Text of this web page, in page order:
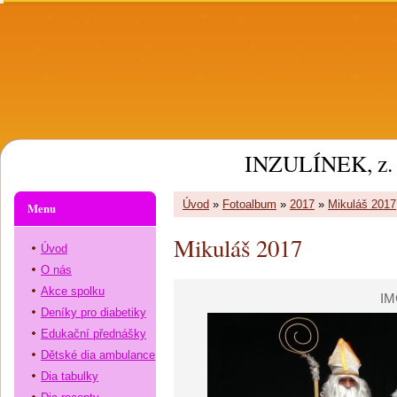
INZULÍNEK, z.
Úvod » Fotoalbum » 2017 » Mikuláš 2017
Mikuláš 2017
Menu
Úvod
O nás
Akce spolku
Deníky pro diabetiky
Edukační přednášky
Dětské dia ambulance
Dia tabulky